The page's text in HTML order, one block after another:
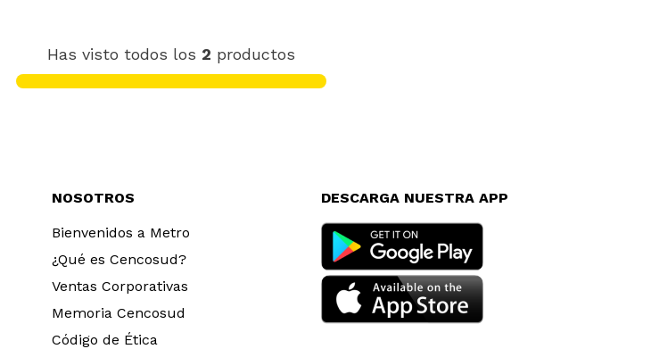
Has visto todos los 2 productos
NOSOTROS
Bienvenidos a Metro
¿Qué es Cencosud?
Ventas Corporativas
Memoria Cencosud
Código de Ética
DESCARGA NUESTRA APP